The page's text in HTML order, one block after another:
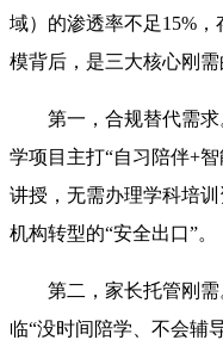
域）的渗透率不足15%
模背后，是三大核心刚需
第一，合规替代需求
学项目主打“自习陪伴+
讲授，无需办理学科培
机构转型的“安全出口”。
第二，家长托管刚需
临“没时间陪学、不会辅